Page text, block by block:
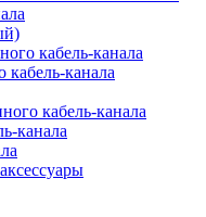
кабель-канала
кабель-канала
кабель-канала
канала